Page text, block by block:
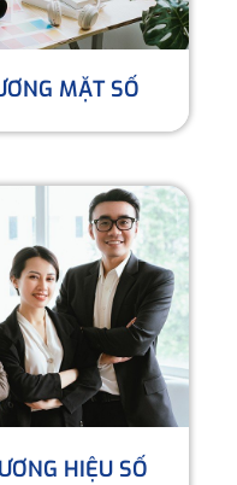
MẶT SỐ
HIỆU SỐ